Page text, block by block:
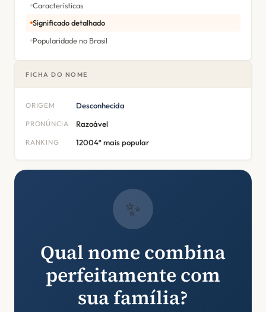
Características
Significado detalhado
Popularidade no Brasil
FICHA DO NOME
ORIGEM Desconhecida
PRONÚNCIA Razoável
RANKING 12004º mais popular
✨
Qual nome combina
perfeitamente com
sua família?